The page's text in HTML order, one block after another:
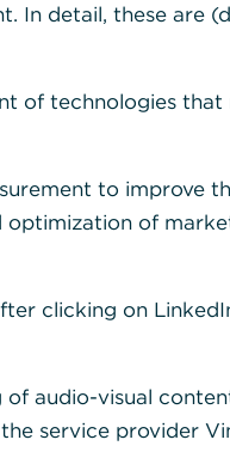
In detail, these are
of technologies that
to improve
optimization of
clicking on
of audio-visual
service provider